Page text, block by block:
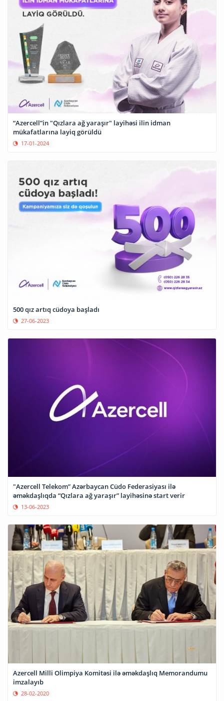
“Azercell”in "Qızlara ağ yaraşır" layihəsi ilin idman
mükafatlarına layiq görüldü
17-01-2024
500 qız artıq cüdoya başladı
27-06-2023
"Azercell Telekom” Azərbaycan Cüdo Federasiyası ilə
əməkdaşlıqda “Qızlara ağ yaraşır” layihəsinə start verir
13-06-2023
Azercell Milli Olimpiya Komitəsi ilə əməkdaşlıq Memorandumu
imzalayıb
28-02-2020